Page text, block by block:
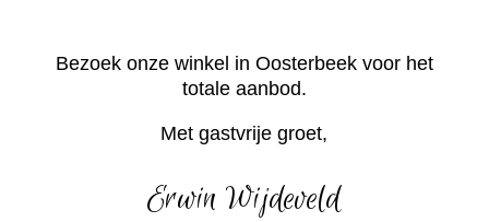
Bezoek onze winkel in Oosterbeek voor het
totale aanbod.
Met gastvrije groet,
Erwin Wijdeveld